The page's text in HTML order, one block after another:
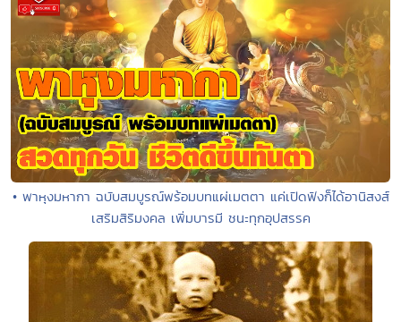
• พาหุงมหากา ฉบับสมบูรณ์พร้อมบทแผ่เมตตา แค่เปิดฟังก็ได้อานิสงส์
เสริมสิริมงคล เพิ่มบารมี ชนะทุกอุปสรรค